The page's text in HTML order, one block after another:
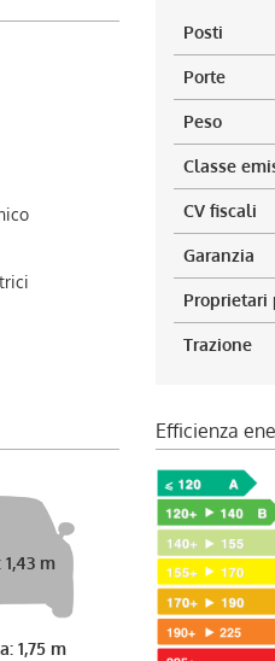
Posti
Porte
Peso
Classe
CV fiscali
Garanzia
Proprietari
Trazione
m
1,75 m
Efficienza